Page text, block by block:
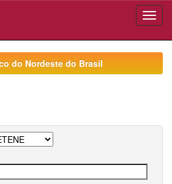
do Nordeste do Brasil